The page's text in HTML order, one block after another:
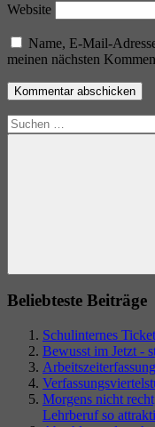
Website
Name, E-Mail-
meinen nächsten
Suchen
nach:
Beliebteste Beiträge
Schulinternes
Bewusst im Jetzt -
Morgens nicht
Lehrberuf so